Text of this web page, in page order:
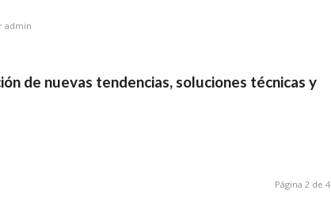
admin
de nuevas tendencias, soluciones técnicas y
Página 2 de 4